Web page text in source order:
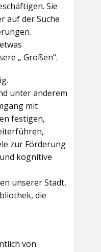
Sie
auf der Suche
„ Großen“.
unter anderem
mit
festigen,
zur Förderung
kognitive
unserer Stadt,
die
von